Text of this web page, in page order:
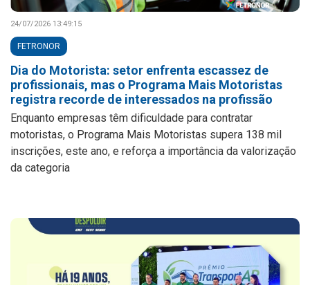
24/07/2026 13:49:15
FETRONOR
Dia do Motorista: setor enfrenta escassez de
profissionais, mas o Programa Mais Motoristas
registra recorde de interessados na profissão
Enquanto empresas têm dificuldade para contratar
motoristas, o Programa Mais Motoristas supera 138 mil
inscrições, este ano, e reforça a importância da valorização
da categoria